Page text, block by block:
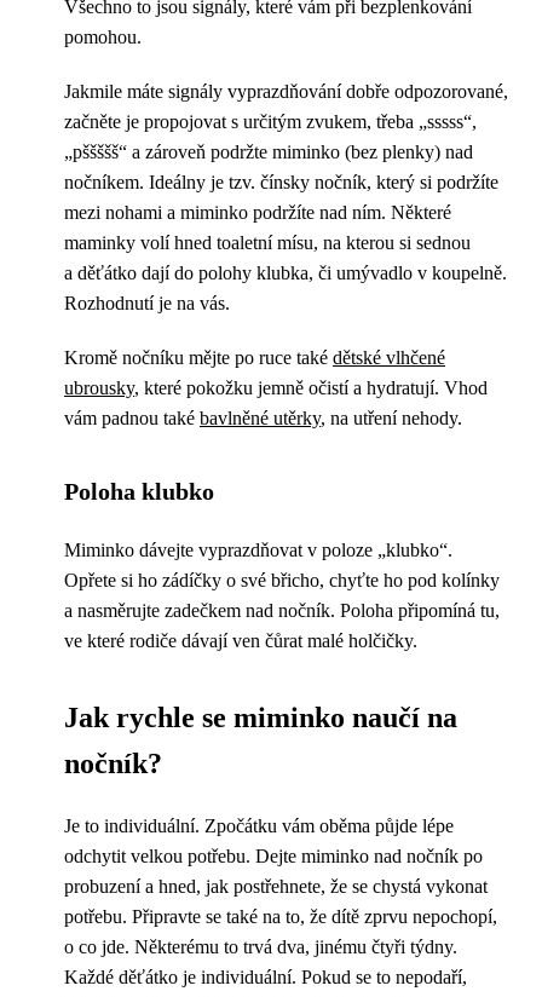
Všechno to jsou signály, které vám při bezplenkování
pomohou.
Jakmile máte signály vyprazdňování dobře odpozorované,
začněte je propojovat s určitým zvukem, třeba „sssss“,
„pššššš“ a zároveň podržte miminko (bez plenky) nad
nočníkem. Ideálny je tzv. čínsky nočník, který si podržíte
mezi nohami a miminko podržíte nad ním. Některé
maminky volí hned toaletní mísu, na kterou si sednou
a děťátko dají do polohy klubka, či umývadlo v koupelně.
Rozhodnutí je na vás.
Kromě nočníku mějte po ruce také dětské vlhčené
ubrousky, které pokožku jemně očistí a hydratují. Vhod
vám padnou také bavlněné utěrky, na utření nehody.
Poloha klubko
Miminko dávejte vyprazdňovat v poloze „klubko“.
Opřete si ho zádíčky o své břicho, chyťte ho pod kolínky
a nasměrujte zadečkem nad nočník. Poloha připomíná tu,
ve které rodiče dávají ven čůrat malé holčičky.
Jak rychle se miminko naučí na
nočník?
Je to individuální. Zpočátku vám oběma půjde lépe
odchytit velkou potřebu. Dejte miminko nad nočník po
probuzení a hned, jak postřehnete, že se chystá vykonat
potřebu. Připravte se také na to, že dítě zprvu nepochopí,
o co jde. Některému to trvá dva, jinému čtyři týdny.
Každé děťátko je individuální. Pokud se to nepodaří,